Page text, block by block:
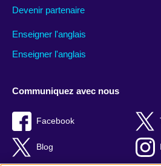
Devenir partenaire
Enseigner l'anglais
Enseigner l'anglais
Communiquez avec nous
Facebook
Blog